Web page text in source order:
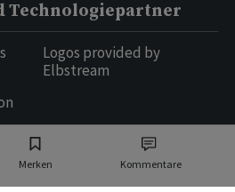
Merken Kommentare
Technologiepartner
Logos provided by
Elbstream
Schweiz